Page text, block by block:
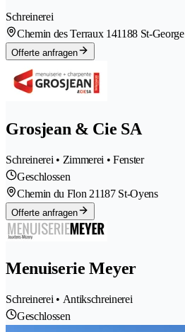
Schreinerei
Chemin des Terraux 141188 St-George
Offerte anfragen
Grosjean & Cie SA
Schreinerei • Zimmerei • Fenster
Geschlossen
Chemin du Flon 21187 St-Oyens
Offerte anfragen
Menuiserie Meyer
Schreinerei • Antikschreinerei
Geschlossen